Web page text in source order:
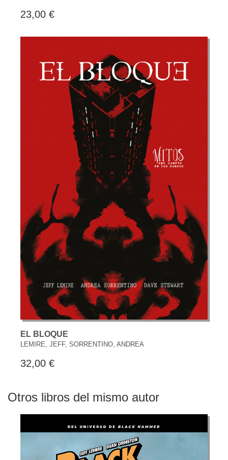
23,00 €
EL BLOQUE
LEMIRE, JEFF, SORRENTINO, ANDREA
32,00 €
Otros libros del mismo autor